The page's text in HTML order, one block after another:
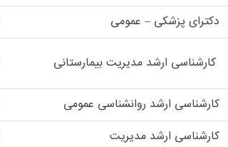
دکترای پزشکی – عمومی
کارشناسی ارشد مدیریت بیمارستانی
کارشناسی ارشد روانشناسی عمومی
کارشناسی ارشد مدیریت